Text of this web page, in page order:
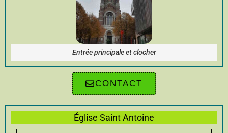
Entrée principale et clocher
CONTACT
Église Saint Antoine